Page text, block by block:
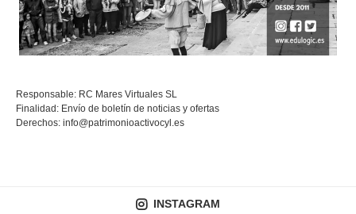
Responsable: RC Mares Virtuales SL
Finalidad: Envío de boletín de noticias y ofertas
Derechos: info@patrimonioactivocyl.es
INSTAGRAM